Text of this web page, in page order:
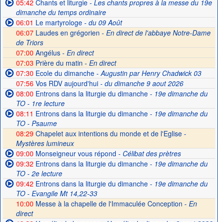
05:42 Chants et liturgie- Les chants propres à la messe du 19e
dimanche du temps ordinaire
06:01 Le martyrologe- du 09 Août
06:07Laudes en grégorien - En direct de l'abbaye Notre-Dame
de Triors
07:00 Angélus - En direct
07:03 Prière du matin - En direct
07:30 Ecole du dimanche- Augustin par Henry Chadwick 03
07:56Vos RDV aujourd'hui- du dimanche 9 aout 2026
08:00 Entrons dans la liturgie du dimanche- 19e dimanche du
TO - 1re lecture
08:11 Entrons dans la liturgie du dimanche- 19e dimanche du
TO - Psaume
08:29 Chapelet aux intentions du monde et de l'Eglise -
Mystères lumineux
09:00 Monseigneur vous répond - Célibat des prètres
09:32 Entrons dans la liturgie du dimanche- 19e dimanche du
TO - 2e lecture
09:42 Entrons dans la liturgie du dimanche- 19e dimanche du
TO - Evangile Mt 14,22-33
10:00 Messe à la chapelle de l'Immaculée Conception - En
direct